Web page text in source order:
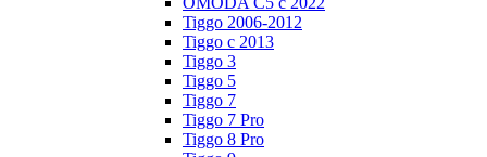
Tiggo 2006-2012
Tiggo с 2013
Tiggo 3
Tiggo 5
Tiggo 7
Tiggo 7 Pro
Tiggo 8 Pro